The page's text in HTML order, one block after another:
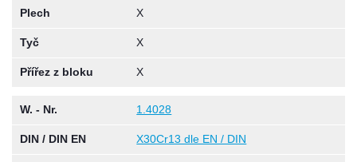
Plech X
Tyč X
Přířez z bloku X
W. - Nr. 1.4028
DIN / DIN EN X30Cr13 dle EN / DIN